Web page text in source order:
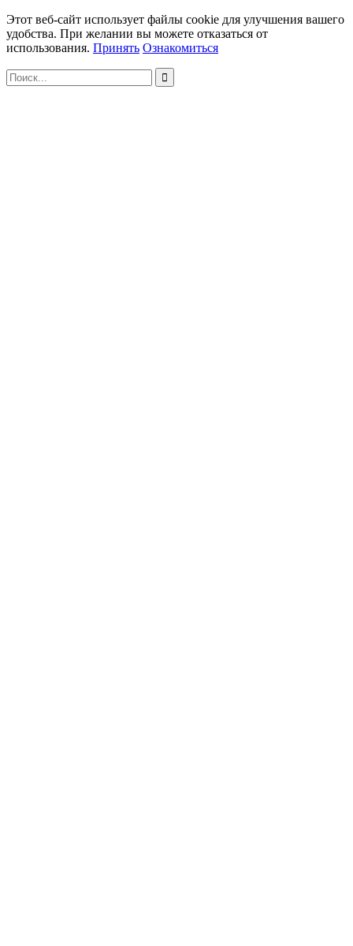
Этот веб-сайт использует файлы cookie для улучшения вашего
удобства. При желании вы можете отказаться от
использования. Принять Ознакомиться